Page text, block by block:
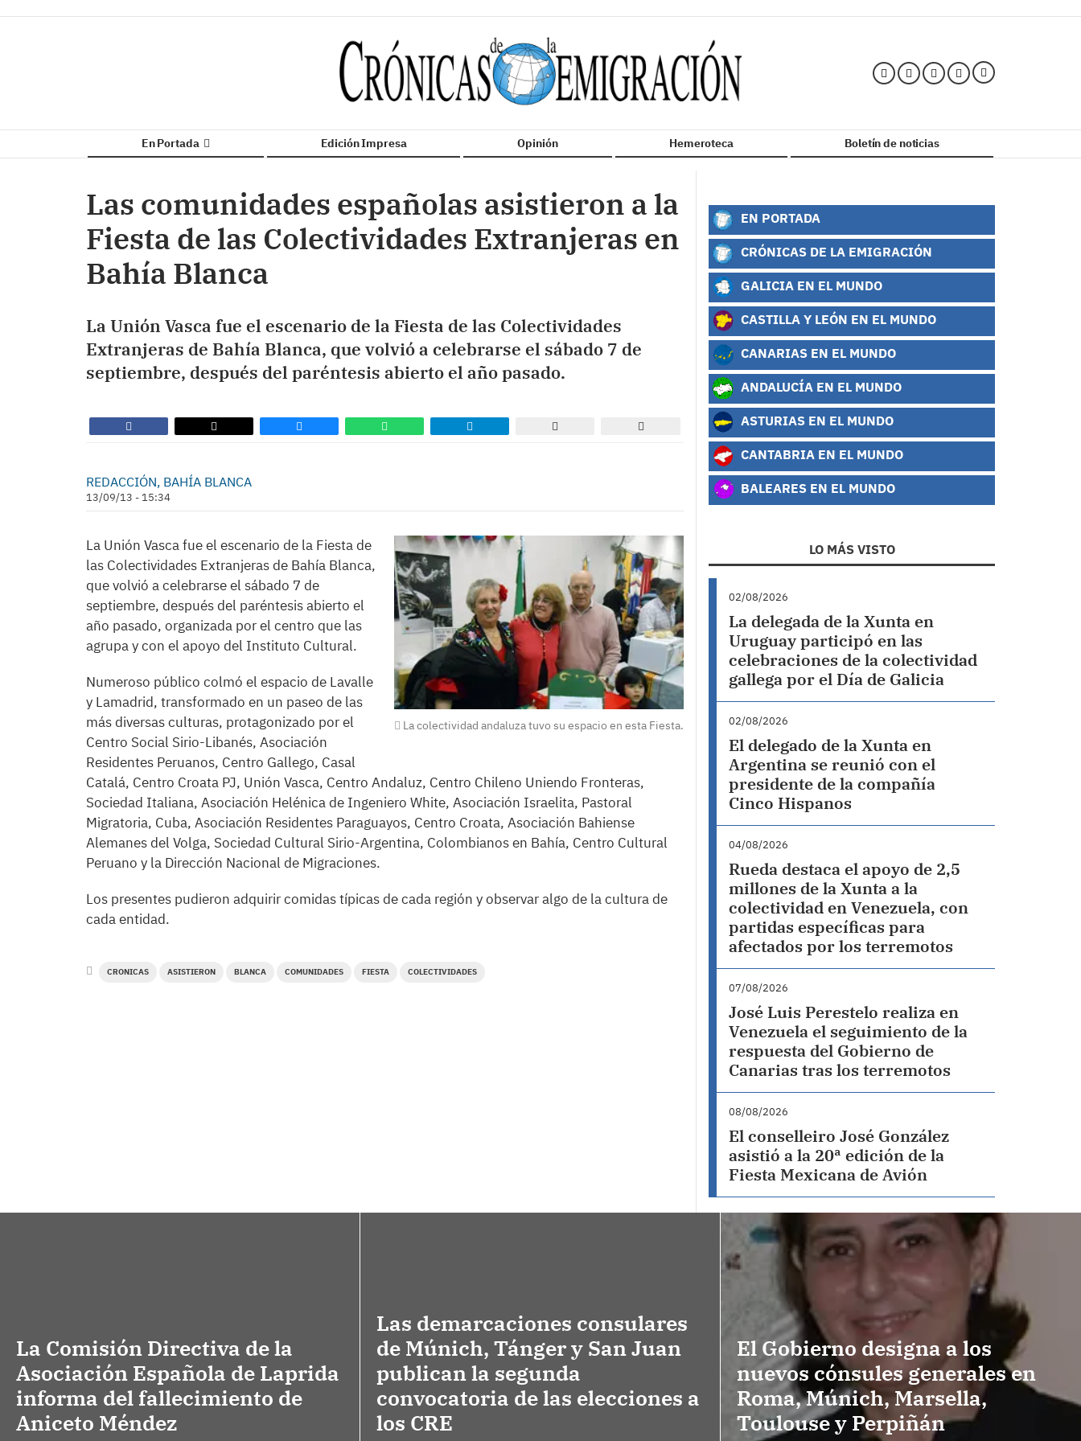
En Portada Edición Impresa Opinión Hemeroteca Boletín de noticias
Las comunidades españolas asistieron a la
Fiesta de las Colectividades Extranjeras en
Bahía Blanca
La Unión Vasca fue el escenario de la Fiesta de las Colectividades
Extranjeras de Bahía Blanca, que volvió a celebrarse el sábado 7 de
septiembre, después del paréntesis abierto el año pasado.
REDACCIÓN, BAHÍA BLANCA
13/09/13 - 15:34
La colectividad andaluza tuvo su espacio en esta Fiesta.
La Unión Vasca fue el escenario de la Fiesta de
las Colectividades Extranjeras de Bahía Blanca,
que volvió a celebrarse el sábado 7 de
septiembre, después del paréntesis abierto el
año pasado, organizada por el centro que las
agrupa y con el apoyo del Instituto Cultural.
Numeroso público colmó el espacio de Lavalle
y Lamadrid, transformado en un paseo de las
más diversas culturas, protagonizado por el
Centro Social Sirio-Libanés, Asociación
Residentes Peruanos, Centro Gallego, Casal
Catalá, Centro Croata PJ, Unión Vasca, Centro Andaluz, Centro Chileno Uniendo Fronteras,
Sociedad Italiana, Asociación Helénica de Ingeniero White, Asociación Israelita, Pastoral
Migratoria, Cuba, Asociación Residentes Paraguayos, Centro Croata, Asociación Bahiense
Alemanes del Volga, Sociedad Cultural Sirio-Argentina, Colombianos en Bahía, Centro Cultural
Peruano y la Dirección Nacional de Migraciones.
Los presentes pudieron adquirir comidas típicas de cada región y observar algo de la cultura de
cada entidad.
CRONICAS ASISTIERON BLANCA COMUNIDADES FIESTA COLECTIVIDADES
EN PORTADA
CRÓNICAS DE LA EMIGRACIÓN
GALICIA EN EL MUNDO
CASTILLA Y LEÓN EN EL MUNDO
CANARIAS EN EL MUNDO
ANDALUCÍA EN EL MUNDO
ASTURIAS EN EL MUNDO
CANTABRIA EN EL MUNDO
BALEARES EN EL MUNDO
LO MÁS VISTO
02/08/2026
La delegada de la Xunta en
Uruguay participó en las
celebraciones de la colectividad
gallega por el Día de Galicia
02/08/2026
El delegado de la Xunta en
Argentina se reunió con el
presidente de la compañía
Cinco Hispanos
04/08/2026
Rueda destaca el apoyo de 2,5
millones de la Xunta a la
colectividad en Venezuela, con
partidas específicas para
afectados por los terremotos
07/08/2026
José Luis Perestelo realiza en
Venezuela el seguimiento de la
respuesta del Gobierno de
Canarias tras los terremotos
08/08/2026
El conselleiro José González
asistió a la 20ª edición de la
Fiesta Mexicana de Avión
La Comisión Directiva de la
Asociación Española de Laprida
informa del fallecimiento de
Aniceto Méndez
Las demarcaciones consulares
de Múnich, Tánger y San Juan
publican la segunda
convocatoria de las elecciones a
los CRE
El Gobierno designa a los
nuevos cónsules generales en
Roma, Múnich, Marsella,
Toulouse y Perpiñán